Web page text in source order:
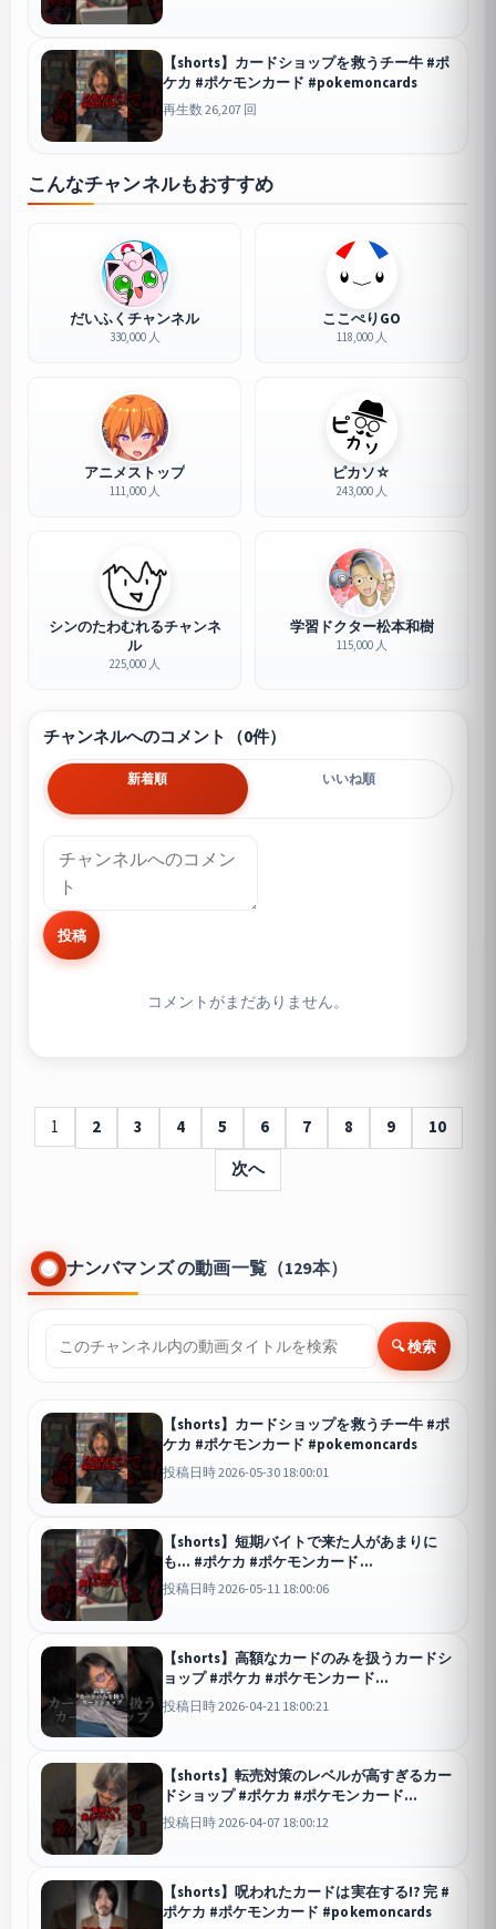
【shorts】カードショップを救うチー牛 #ポ
ケカ #ポケモンカード #pokemoncards
再生数 26,207 回
こんなチャンネルもおすすめ
だいふくチャンネル
330,000 人
ここぺりGO
118,000 人
アニメストップ
111,000 人
ピカソ☆
243,000 人
シンのたわむれるチャンネ
ル
225,000 人
学習ドクター松本和樹
115,000 人
チャンネルへのコメント（0件）
新着順 いいね順
投稿
コメントがまだありません。
1 2 3 4 5 6 7 8 9
10
次へ
ナンバマンズ の動画一覧（129本）
🔍 検索
【shorts】カードショップを救うチー牛 #ポ
ケカ #ポケモンカード #pokemoncards
投稿日時 2026-05-30 18:00:01
【shorts】短期バイトで来た人があまりに
も… #ポケカ #ポケモンカード
#pokemoncards
投稿日時 2026-05-11 18:00:06
【shorts】高額なカードのみを扱うカードシ
ョップ #ポケカ #ポケモンカード
#pokemoncards
投稿日時 2026-04-21 18:00:21
【shorts】転売対策のレベルが高すぎるカー
ドショップ #ポケカ #ポケモンカード
#pokemoncards
投稿日時 2026-04-07 18:00:12
【shorts】呪われたカードは実在する!? 完 #
ポケカ #ポケモンカード #pokemoncards